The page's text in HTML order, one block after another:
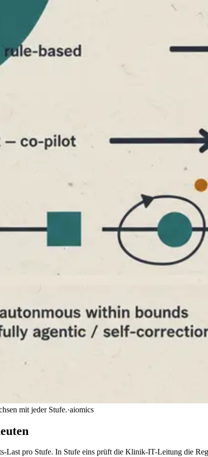
mit jeder Stufe.·aiomics
Last pro Stufe. In Stufe eins prüft die Klinik-IT-Leitung die